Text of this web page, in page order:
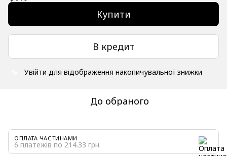
Купити
В кредит
Увійти для відображення накопичувальної знижки
До обраного
ОПЛАТА ЧАСТИНАМИ
6 платежів по 214.33 грн